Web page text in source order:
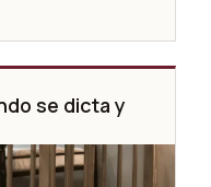
para ambas
se dicta y